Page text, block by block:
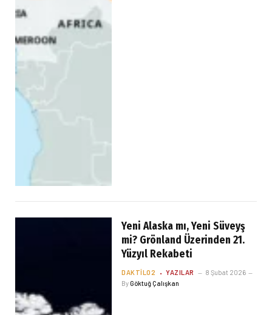
Yeni Alaska mı, Yeni Süveyş
mi? Grönland Üzerinden 21.
Yüzyıl Rekabeti
DAKTILO2 YAZILAR
8 Şubat 2026
ByGöktuğ Çalışkan